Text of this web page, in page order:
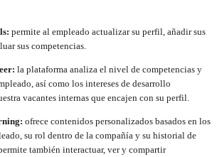
permite al empleado actualizar su perfil, añadir sus
sus competencias.
la plataforma analiza el nivel de competencias y
así como los intereses de desarrollo
vacantes internas que encajen con su perfil.
ofrece contenidos personalizados basados en los
su rol dentro de la compañía y su historial de
también interactuar, ver y compartir